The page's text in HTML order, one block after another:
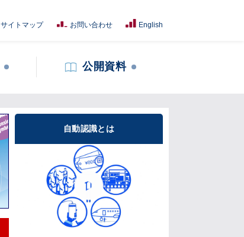
サイトマップ お問い合わせ English
公開資料
自動認識とは